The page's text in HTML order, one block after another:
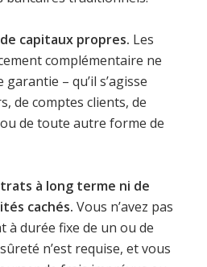
capitaux propres. Les
complémentaire ne
– qu’il s’agisse
de comptes clients, de
de toute autre forme de
à long terme ni de
cachés. Vous n’avez pas
à durée fixe de un ou de
n’est requise, et vous